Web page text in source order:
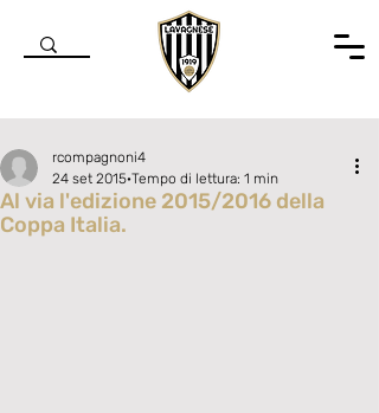
Al via l'edizione 2015/2016 della
Coppa Italia.
rcompagnoni4
24 set 2015 Tempo di lettura: 1 min